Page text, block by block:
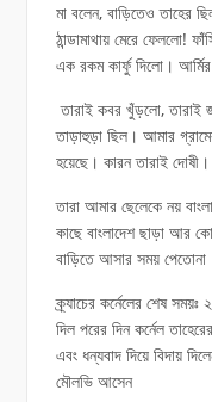
মা বলেন, বাড়িতেও তাহের
ঠান্ডামাথায় মেরে ফেললো!
এক রকম কার্ফু দিলো।
তারাই কবর খুঁড়লো, তারাই
তাড়াহুড়া ছিল। আমার
হয়েছে। কারন তারাই
তারা আমার ছেলেকে নয়
কাছে বাংলাদেশ ছাড়া আর
বাড়িতে আসার সময়
ক্র্যাচের কর্নেলের শেষ
দিল পরের দিন কর্নেল
এবং ধন্যবাদ দিয়ে বিদায়
মৌলভি আসেন